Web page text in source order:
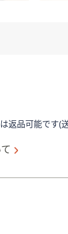
返品可能です(